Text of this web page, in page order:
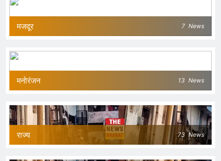
मजदूर 7 News
मनोरंजन 13 News
राज्य 73 News